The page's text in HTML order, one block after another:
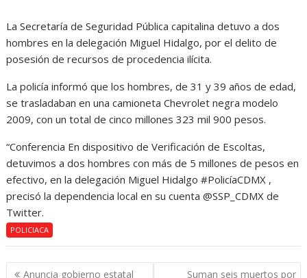
La Secretaría de Seguridad Pública capitalina detuvo a dos
hombres en la delegación Miguel Hidalgo, por el delito de
posesión de recursos de procedencia ilícita.
La policía informó que los hombres, de 31 y 39 años de edad,
se trasladaban en una camioneta Chevrolet negra modelo
2009, con un total de cinco millones 323 mil 900 pesos.
“Conferencia En dispositivo de Verificación de Escoltas,
detuvimos a dos hombres con más de 5 millones de pesos en
efectivo, en la delegación Miguel Hidalgo #PolicíaCDMX ,
precisó la dependencia local en su cuenta @SSP_CDMX de
Twitter.
POLICIACA
Navegación
Anuncia gobierno estatal
Suman seis muertos por